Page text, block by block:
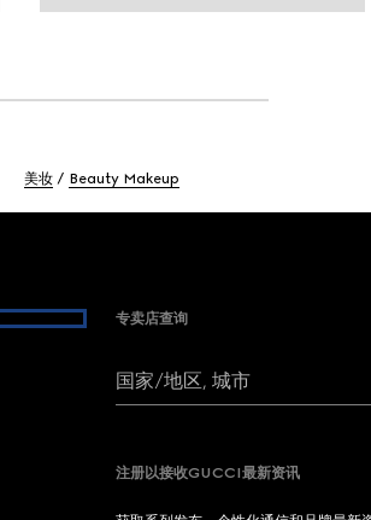
美妆 Beauty Makeup
专卖店查询
国家/地区, 城市
注册以接收GUCCI最新资讯